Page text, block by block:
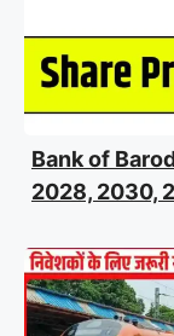
Bank of
2028, 2030,